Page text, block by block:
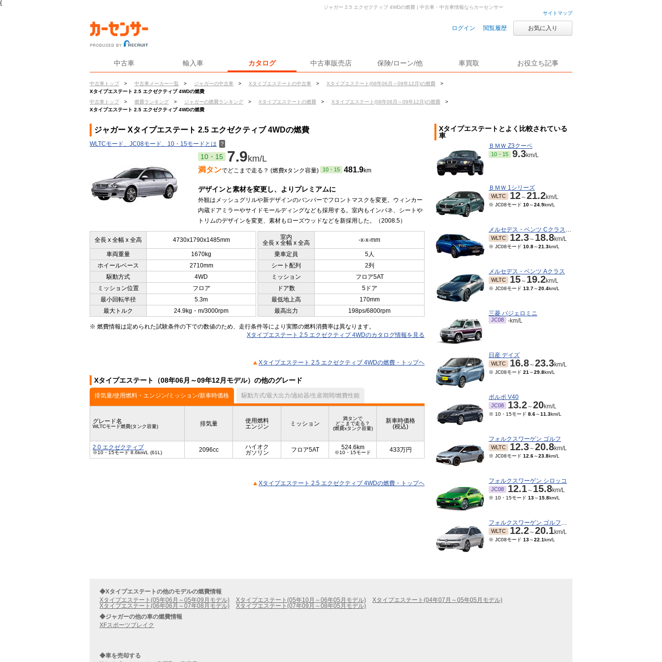
{
サイトマップ
ログイン 閲覧履歴 お気に入り
中古車 輸入車 カタログ 中古車販売店 保険/ローン/他 車買取 お役立ち記事
中古車トップ > 中古車メーカー一覧 > ジャガーの中古車 > Xタイプエステートの中古車 > Xタイプエステート(08年06月～09年12月)の燃費
>
Xタイプエステート 2.5 エクゼクティブ 4WDの燃費
中古車トップ
> 燃費ランキング > ジャガーの燃費ランキング > Xタイプエステートの燃費 > Xタイプエステート(08年06月～09年12月)の燃費
>
Xタイプエステート 2.5 エクゼクティブ 4WDの燃費
ジャガー 2.5 エクゼクティブ 4WDの燃費 | 中古車・中古車情報ならカーセンサー
ジャガー Xタイプエステート 2.5 エクゼクティブ 4WDの燃費
WLTCモード、JC08モード、10・15モードとは ？
10・15 7.9km/L
満タンでどこまで走る？ (燃費xタンク容量) 10・15 481.9km
デザインと素材を変更し、よりプレミアムに
外観はメッシュグリルや新デザインのバンパーでフロントマスクを変更。ウィンカー
内蔵ドアミラーやサイドモールディングなども採用する。室内もインパネ、シートや
トリムのデザインを変更、素材もローズウッドなどを新採用した。（2008.5）
全長 x 全幅 x 全高 4730x1790x1485mm
室内
全長 x 全幅 x 全高
-x-x-mm
車両重量 1670kg 乗車定員
5人
ホイールベース
2710mm シート配列
2列
駆動方式
4WD ミッション
フロア5AT
ミッション位置
フロア ドア数
5ドア
最小回転半径
5.3m 最低地上高
170mm
最大トルク
24.9kg・m/3000rpm 最高出力 198ps/6800rpm
※ 燃費情報は定められた試験条件の下での数値のため、走行条件等により実際の燃料消費率は異なります。
Xタイプエステート 2.5 エクゼクティブ 4WDのカタログ情報を見る
Xタイプエステート 2.5 エクゼクティブ 4WDの燃費・トップヘ
Xタイプエステート（08年06月～09年12月モデル）の他のグレード
排気量/使用燃料・エンジン/ミッション/新車時価格 駆動方式/最大出力/過給器/生産期間/燃費性能
グレード名
WLTCモード燃費(タンク容量) 排気量
使用燃料
エンジン
ミッション
満タンで
どこまで走る？
(燃費xタンク容量)
新車時価格
(税込)
2.0 エクゼクティブ
※10・15モード 8.6km/L (61L) 2096cc
ハイオク
ガソリン
フロア5AT 524.6km
※10・15モード 433万円
Xタイプエステート 2.5 エクゼクティブ 4WDの燃費・トップヘ
Xタイプエステートとよく比較されている
車
ＢＭＷ Z3クーペ
10・15 9.3km/L
ＢＭＷ 1シリーズ
WLTC 12～21.2km/L
※ JC08モード 10～24.9km/L
メルセデス・ベンツ Cクラスワゴン
WLTC 12.3～ 18.8km/L
※ JC08モード 10.8～21.3km/L
メルセデス・ベンツ Aクラス
WLTC 15～ 19.2km/L
※ JC08モード 13.7～20.4km/L
三菱 パジェロミニ
JC08 -km/L
日産 デイズ
WLTC 16.8～23.3km/L
※ JC08モード 21 ～29.8km/L
ボルボ V40
JC08 13.2～20km/L
※ 10・15モード 8.6～11.3km/L
フォルクスワーゲン ゴルフ
WLTC 12.3～20.8km/L
※ JC08モード 12.6～23.8km/L
フォルクスワーゲン シロッコ
JC08 12.1～ 15.8km/L
※ 10・15モード 13～15.8km/L
フォルクスワーゲン ゴルフヴァリアント
WLTC 12.2～20.1km/L
※ JC08モード 13～22.1km/L
◆Xタイプエステートの他のモデルの燃費情報
Xタイプエステート(05年06月～05年09月モデル)
Xタイプエステート(05年10月～06年05月モデル)
Xタイプエステート(04年07月～05年05月モデル)
Xタイプエステート(06年06月～07年08月モデル)
Xタイプエステート(07年09月～08年05月モデル)
◆ジャガーの他の車の燃費情報
XFスポーツブレイク
◆車を売却する